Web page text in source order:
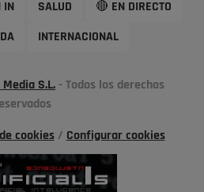
IN SALUD 🔴 EN DIRECTO
INTERNACIONAL
Media S.L. - Todos los derechos
cookies/ Configurar cookies